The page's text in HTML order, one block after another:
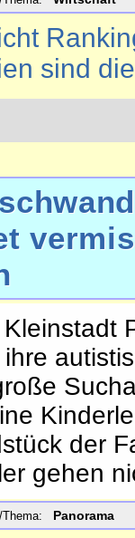
sind
der
gehen
Panorama